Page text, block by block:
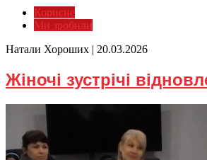
Корисне
Ми зробили
Натали Хороших | 20.03.2026
Жіночі зустрічі